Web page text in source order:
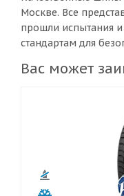
Москве. Все
прошли испытания и
стандартам для
Вас может